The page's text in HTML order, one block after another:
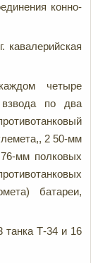
конно-
четыре
по два
2 50-мм
мм полковых
батареи,
танка Т-34 и 16